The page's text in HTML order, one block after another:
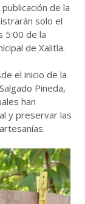
de la
solo el
5:00 de la
de Xalitla.
el inicio de la
Pineda,
han
y preservar las